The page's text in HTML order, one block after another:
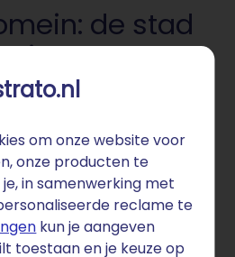
om onze website voor
onze producten te
in samenwerking met
reclame te
kun je aangeven
toestaan en je keuze op
de stad
bedrijven, culturele
de Turkse markt